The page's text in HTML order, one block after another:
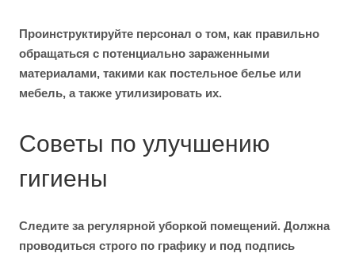
Проинструктируйте персонал о том, как правильно
обращаться с потенциально зараженными
материалами, такими как постельное белье или
мебель, а также утилизировать их.
Советы по улучшению
гигиены
Следите за регулярной уборкой помещений. Должна
проводиться строго по графику и под подпись